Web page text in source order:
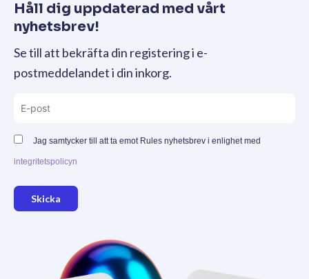
Håll dig uppdaterad med vårt
nyhetsbrev!
Se till att bekräfta din registering i e-
postmeddelandet i din inkorg.
Jag samtycker till att ta emot Rules nyhetsbrev i enlighet med
integritetspolicyn
Skicka